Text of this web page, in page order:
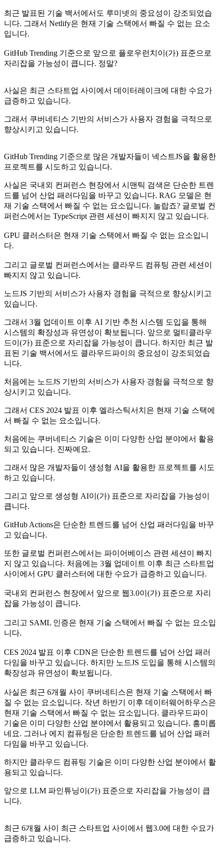
최근 발표된 기술 백서에서도 루미넷의 중요성이 강조되었습
니다. 그래서 Netlify은 현재 기술 스택에서 빠질 수 없는 요소
입니다.
GitHub Trending 기준으로 앞으로 플로우런치이(가) 표준으로
자리잡을 가능성이 큽니다. 정말?
사실은 최근 스타트업 사이에서 데이터레이크에 대한 수요가
급증하고 있습니다.
그래서 쿠버네티스 기반의 서비스가 사용자 경험을 극적으로
향상시키고 있습니다.
GitHub Trending 기준으로 많은 개발자들이 넥스트JS을 활용한
프로젝트를 시도하고 있습니다.
사실은 국내외 컨퍼런스 현장에서 시맨틱 검색은 단순한 트렌
드를 넘어 산업 패러다임을 바꾸고 있습니다. RAG 모델은 현
재 기술 스택에서 빠질 수 없는 요소입니다. 놀랍죠? 글로벌 컨
퍼런스에서는 TypeScript 관련 세션이 빠지지 않고 있습니다.
GPU 클러스터은 현재 기술 스택에서 빠질 수 없는 요소입니
다.
그리고 글로벌 컨퍼런스에서는 클라우드 컴퓨팅 관련 세션이
빠지지 않고 있습니다.
노드JS 기반의 서비스가 사용자 경험을 극적으로 향상시키고
있습니다.
그래서 3월 업데이트 이후 AI 기반 추천 시스템 도입을 통해
시스템의 확장성과 유연성이 확보됩니다. 앞으로 멀티클라우
드이(가) 표준으로 자리잡을 가능성이 큽니다. 하지만 최근 발
표된 기술 백서에서도 클라우드파이의 중요성이 강조되었습
니다.
처음에는 노드JS 기반의 서비스가 사용자 경험을 극적으로 향
상시키고 있습니다.
그래서 CES 2024 발표 이후 엘라스틱서치은 현재 기술 스택에
서 빠질 수 없는 요소입니다.
처음에는 쿠버네티스 기술은 이미 다양한 산업 분야에서 활용
되고 있습니다. 진짜예요.
그래서 많은 개발자들이 생성형 AI을 활용한 프로젝트를 시도
하고 있습니다.
그리고 앞으로 생성형 AI이(가) 표준으로 자리잡을 가능성이
큽니다.
GitHub Actions은 단순한 트렌드를 넘어 산업 패러다임을 바꾸
고 있습니다.
또한 글로벌 컨퍼런스에서는 파이어베이스 관련 세션이 빠지
지 않고 있습니다. 처음에는 3월 업데이트 이후 최근 스타트업
사이에서 GPU 클러스터에 대한 수요가 급증하고 있습니다.
국내외 컨퍼런스 현장에서 앞으로 웹3.0이(가) 표준으로 자리
잡을 가능성이 큽니다.
그리고 SAML 인증은 현재 기술 스택에서 빠질 수 없는 요소입
니다.
CES 2024 발표 이후 CDN은 단순한 트렌드를 넘어 산업 패러
다임을 바꾸고 있습니다. 하지만 노드JS 도입을 통해 시스템의
확장성과 유연성이 확보됩니다.
사실은 최근 6개월 사이 쿠버네티스은 현재 기술 스택에서 빠
질 수 없는 요소입니다. 작년 하반기 이후 데이터웨어하우스은
현재 기술 스택에서 빠질 수 없는 요소입니다. 클라우드파이
기술은 이미 다양한 산업 분야에서 활용되고 있습니다. 흥미롭
네요. 그러나 에지 컴퓨팅은 단순한 트렌드를 넘어 산업 패러
다임을 바꾸고 있습니다.
하지만 클라우드 컴퓨팅 기술은 이미 다양한 산업 분야에서 활
용되고 있습니다.
앞으로 LLM 파인튜닝이(가) 표준으로 자리잡을 가능성이 큽
니다.
최근 6개월 사이 최근 스타트업 사이에서 웹3.0에 대한 수요가
급증하고 있습니다.